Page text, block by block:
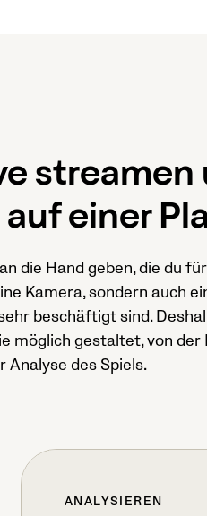
streamen
auf einer
die Hand geben, die du
Kamera, sondern auch
beschäftigt sind.
möglich gestaltet, von der
Analyse des Spiels.
ANALYSIEREN